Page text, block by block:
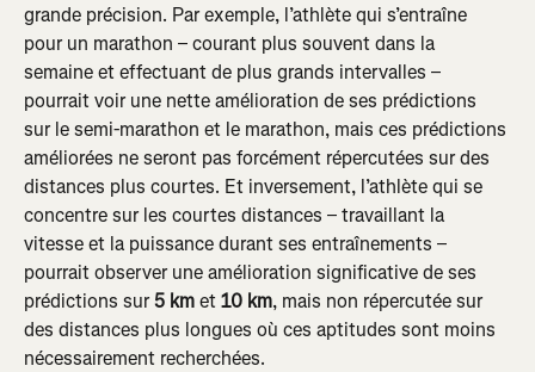
grande précision. Par exemple, l’athlète qui s’entraîne
pour un marathon – courant plus souvent dans la
semaine et effectuant de plus grands intervalles –
pourrait voir une nette amélioration de ses prédictions
sur le semi-marathon et le marathon, mais ces prédictions
améliorées ne seront pas forcément répercutées sur des
distances plus courtes. Et inversement, l’athlète qui se
concentre sur les courtes distances – travaillant la
vitesse et la puissance durant ses entraînements –
pourrait observer une amélioration significative de ses
prédictions sur 5 km et 10 km, mais non répercutée sur
des distances plus longues où ces aptitudes sont moins
nécessairement recherchées.